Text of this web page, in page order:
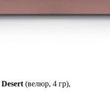
Desert(велюр, 4 гр),